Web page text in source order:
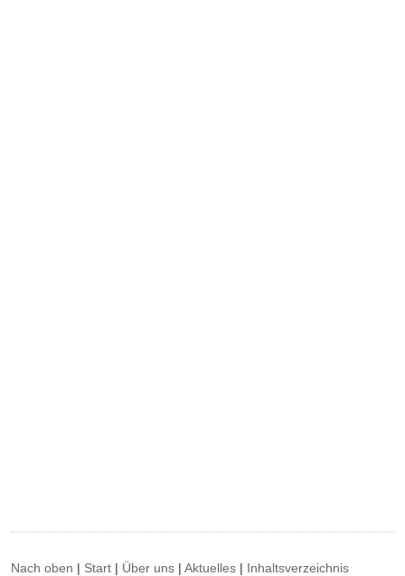
Nach oben | Start | Über uns |Aktuelles | Inhaltsverzeichnis